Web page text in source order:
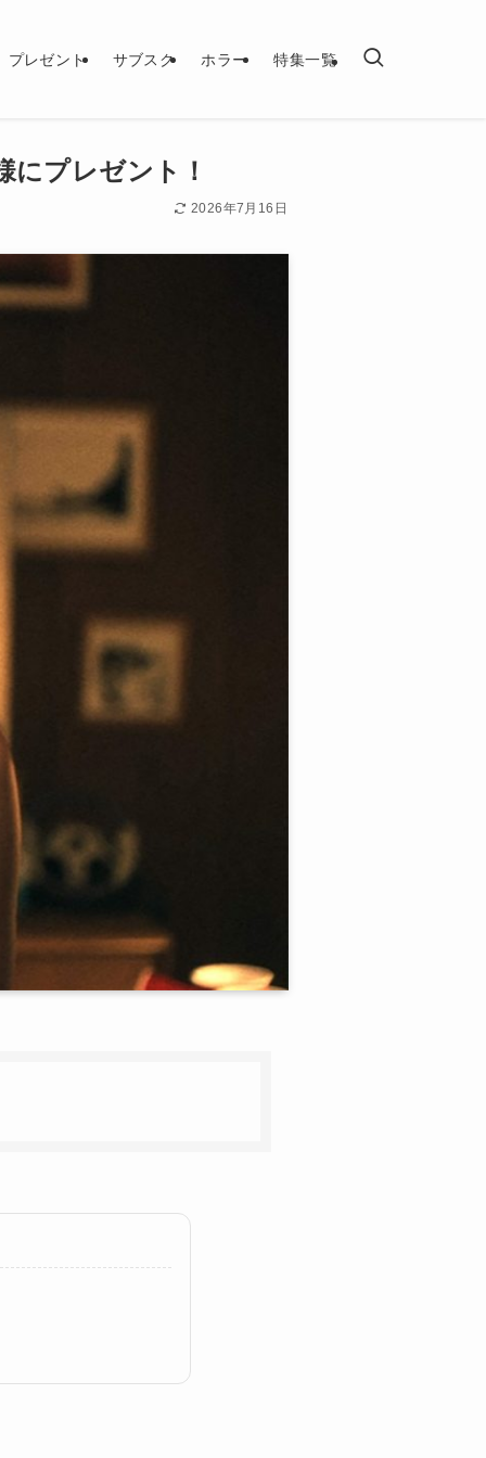
プレゼント サブスク ホラー 特集一覧
プレゼント！
2026年7月16日